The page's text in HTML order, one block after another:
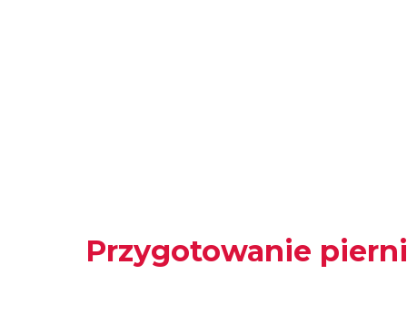
Przygotowanie